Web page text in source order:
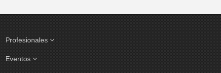
Profesionales
Eventos